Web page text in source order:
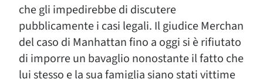
che gli impedirebbe di discutere
pubblicamente i casi legali. Il giudice Merchan
del caso di Manhattan fino a oggi si è rifiutato
di imporre un bavaglio nonostante il fatto che
lui stesso e la sua famiglia siano stati vittime